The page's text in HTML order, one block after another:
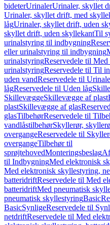
bideterUrinalerUrinaler, skyllet
Urinaler, skyllet drift, med
lågUrinaler, skyllet drift, uden
skyllet drift, uden skyllekantTil
urinalstyring til indbygning
eller urinalstyring til indbygning
urinalstyringReservedele til
urinalstyringReservedele til Til
uden vandReservedele til
lågReservedele til Uden låg
SkillevæggeSkillevægge af plast
plastSkillevægge af glas
glasTilbehørReservedele til
vandlåstilbehørSkyllerør,
overgangeReservedele til
overgangeTilbehør til
sprøjtehovedMonteringsbeslag
til IndbygningMed elektronisk
Med elektronisk skyllestyring,
batteridriftReservedele til Med
batteridriftMed pneumatisk
pneumatisk skyllestyringBasic
BasicSynligeReservedele til
netdriftReservedele til Med